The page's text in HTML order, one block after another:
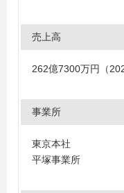
売上高
262億7300万円（
事業所
東京本社
平塚事業所